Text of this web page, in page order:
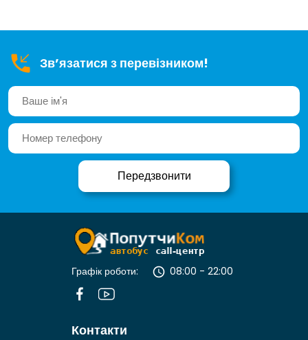
Зв’язатися з перевізником!
Графік роботи: 08:00 - 22:00
Контакти